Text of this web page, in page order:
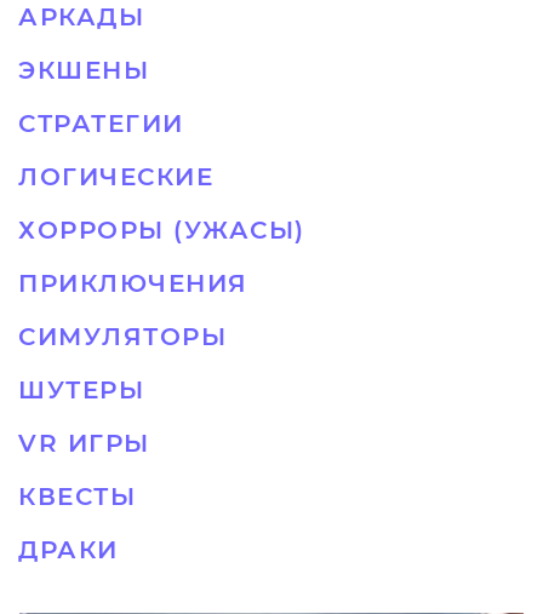
АРКАДЫ
ЭКШЕНЫ
СТРАТЕГИИ
ЛОГИЧЕСКИЕ
ХОРРОРЫ (УЖАСЫ)
ПРИКЛЮЧЕНИЯ
СИМУЛЯТОРЫ
ШУТЕРЫ
VR ИГРЫ
КВЕСТЫ
ДРАКИ